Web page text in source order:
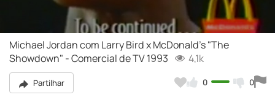
Video
Michael Jordan com Larry Bird x McDonald's "The
Showdown" - Comercial de TV 1993
4,1k
Partilhar 0 0